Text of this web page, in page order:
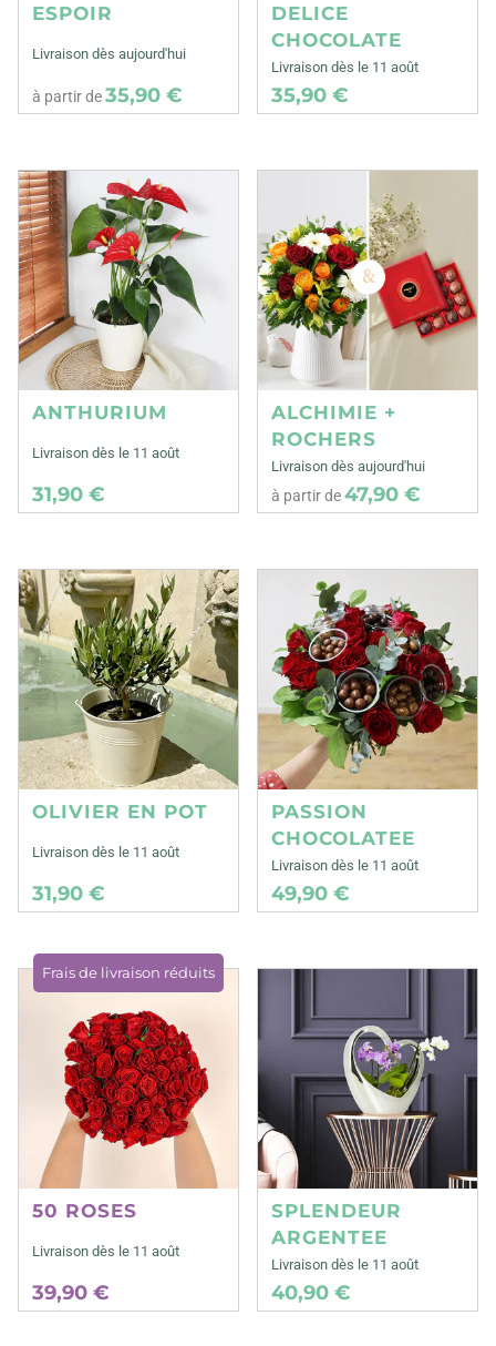
ESPOIR
Livraison dès aujourd'hui
à partir de35,90 €
DELICE
CHOCOLATE
Livraison dès le 11 août
35,90 €
ANTHURIUM
Livraison dès le 11 août
31,90 €
ALCHIMIE +
ROCHERS
Livraison dès aujourd'hui
à partir de47,90 €
OLIVIER EN POT
Livraison dès le 11 août
31,90 €
PASSION
CHOCOLATEE
Livraison dès le 11 août
49,90 €
Frais de livraison réduits
50 ROSES
Livraison dès le 11 août
39,90 €
SPLENDEUR
ARGENTEE
Livraison dès le 11 août
40,90 €